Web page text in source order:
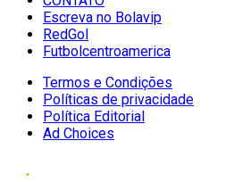
Escreva no Bolavip
RedGol
Futbolcentroamerica
Termos e Condições
Políticas de privacidade
Política Editorial
Ad Choices